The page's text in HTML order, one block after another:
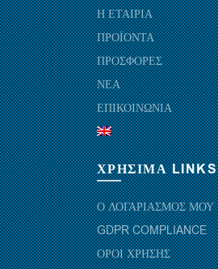
Η ΕΤΑΙΡΙΑ
ΠΡΟΪΟΝΤΑ
ΠΡΟΣΦΟΡΕΣ
ΝΕΑ
ΕΠΙΚΟΙΝΩΝΙΑ
ΧΡΗΣΙΜΑ LINKS
Ο ΛΟΓΑΡΙΑΣΜΟΣ ΜΟΥ
GDPR COMPLIANCE
ΟΡΟΙ ΧΡΗΣΗΣ